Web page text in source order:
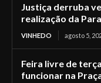
Justiça derruba
realização da
VINHEDO agosto 5,
Feira livre de
funcionar na